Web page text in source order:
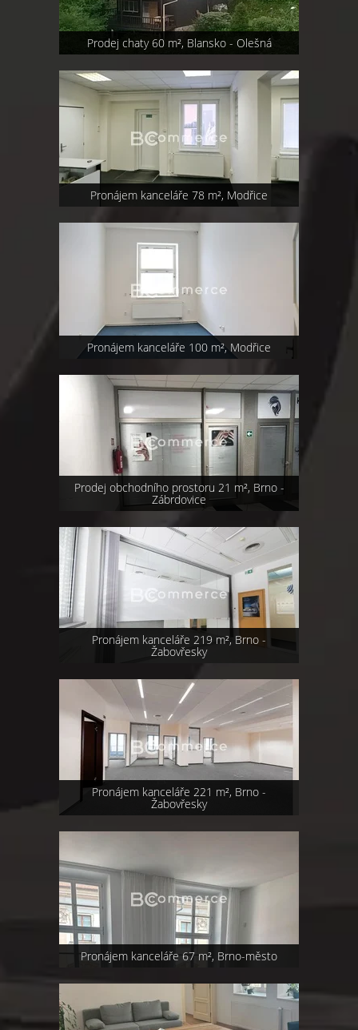
Prodej chaty 60 m², Blansko - Olešná
Pronájem kanceláře 78 m², Modřice
Pronájem kanceláře 100 m², Modřice
Prodej obchodního prostoru 21 m², Brno -
Zábrdovice
Pronájem kanceláře 219 m², Brno -
Žabovřesky
Pronájem kanceláře 221 m², Brno -
Žabovřesky
Pronájem kanceláře 67 m², Brno-město